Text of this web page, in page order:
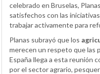
celebrado en Bruselas,
satisfechos con las
trabajar activamente para
Planas subrayó que los
merecen un respeto que las
España llega a esta reunión
por el sector agrario,